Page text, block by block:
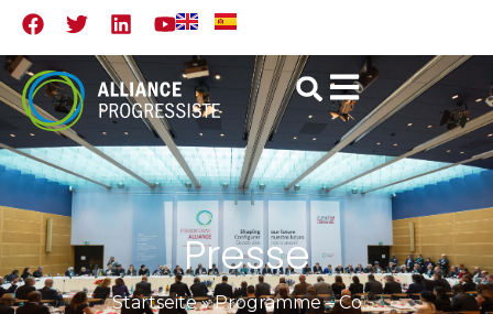
Presse
Startseite»Programme – Conférence parlementaire de Lisbonne, 4 – 5 décembre 2014